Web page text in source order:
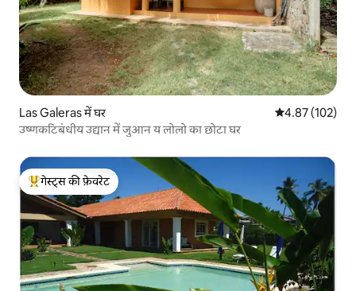
Las Galeras में घर औसत रेटिंग 5 में से
4.87 (102)
उष्णकटिबंधीय उद्यान में जुआन य लोलो का छोटा घर
गेस्ट्स का टॉप फ़ेवरेट
गेस्ट्स की फ़ेवरेट